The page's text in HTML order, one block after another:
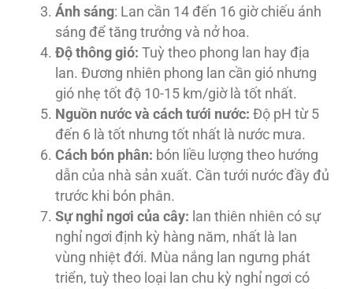
Ánh sáng: Lan cần 14 đến 16 giờ chiếu ánh
sáng để tăng trưởng và nở hoa.
Độ thông gió: Tuỳ theo phong lan hay địa
lan. Ðương nhiên phong lan cần gió nhưng
gió nhẹ tốt độ 10-15 km/giờ là tốt nhất.
Nguồn nước và cách tưới nước: Ðộ pH từ 5
đến 6 là tốt nhưng tốt nhất là nước mưa.
Cách bón phân: bón liều lượng theo hướng
dẫn của nhà sản xuất. Cần tưới nước đầy đủ
trước khi bón phân.
Sự nghỉ ngơi của cây: lan thiên nhiên có sự
nghỉ ngơi định kỳ hàng năm, nhất là lan
vùng nhiệt đới. Mùa nắng lan ngưng phát
triển, tuỳ theo loại lan chu kỳ nghỉ ngơi có